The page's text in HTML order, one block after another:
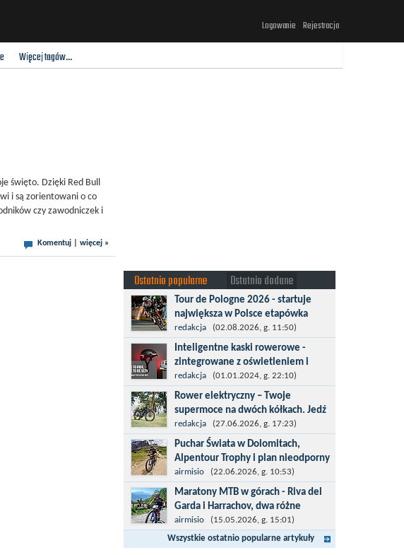
Logowanie Rejestracja
Więcej tagów...
święto. Dzięki Red Bull
i są zorientowani o co
czy zawodniczek i
Komentuj więcej »
Ostatnio popularne Ostatnio dodane
Tour de Pologne 2026 - startuje
największa w Polsce etapówka
kolarska
Tour de Pologne 2026 to jedno z
najbardziej prestiżowych wydarzeń
sportowych w Polsce. wyścig zaliczany
po raz 22. do prestiżowego cyklu UCI
World...
redakcja (02.08.2026, g. 11:50)
Inteligentne kaski rowerowe -
zintegrowane z oświetleniem i
kierunkowskazami
Temat bezpieczeństwa jazdy wchodzi
na nowy poziom. Do tej pory kask było
odpowiedzialny przede wszystkim za
bezpieczeństwo rowerzysty, ochronę...
redakcja (01.01.2024, g. 22:10)
Rower elektryczny – Twoje
supermoce na dwóch kółkach. Jedź
dalej,odkrywaj więcej
Marzenia o dalekich podróżach bez
ogromnego zmęczenia stają się
rzeczywistością dzięki nowoczesnym
technologiom ukrytym w
jednośladach....
redakcja (27.06.2026, g. 17:23)
Puchar Świata w Dolomitach,
Alpentour Trophy i plan nieodporny
na upadki
Czerwiec w moim planie oznaczał
wejście w najbardziej wymagający etap
i cel pierwszej części sezonu: Puchar
Świata w maratonie MTB w
Dolomitach...
airmisio (22.06.2026, g. 10:53)
Maratony MTB w górach - Riva del
Garda i Harrachov, dwa różne
wyzwania
Maj to idealny czas, by z płaskich i
szybkich wyścigów przejść do znacznie
airmisio (15.05.2026, g. 15:01)
Wszystkie ostatnio popularne artykuły